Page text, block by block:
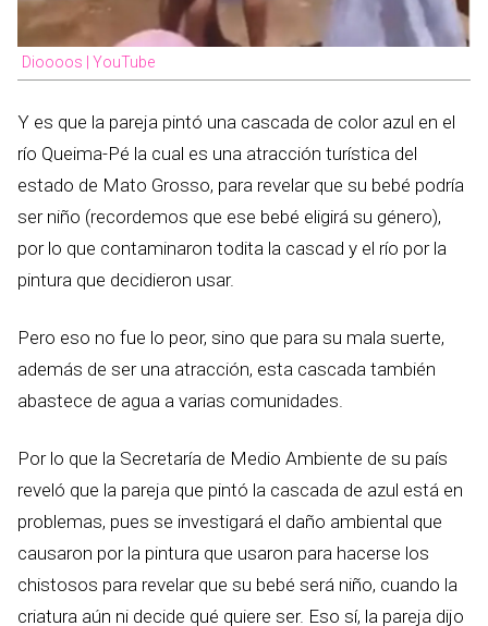
Dioooos | YouTube
Y es que la pareja pintó una cascada de color azul en el
río Queima-Pé la cual es una atracción turística del
estado de Mato Grosso, para revelar que su bebé podría
ser niño (recordemos que ese bebé eligirá su género),
por lo que contaminaron todita la cascad y el río por la
pintura que decidieron usar.
Pero eso no fue lo peor, sino que para su mala suerte,
además de ser una atracción, esta cascada también
abastece de agua a varias comunidades.
Por lo que la Secretaría de Medio Ambiente de su país
reveló que la pareja que pintó la cascada de azul está en
problemas, pues se investigará el daño ambiental que
causaron por la pintura que usaron para hacerse los
chistosos para revelar que su bebé será niño, cuando la
criatura aún ni decide qué quiere ser. Eso sí, la pareja dijo